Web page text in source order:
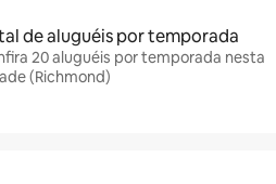
de aluguéis por temporada
20 aluguéis por temporada nesta
(Richmond)